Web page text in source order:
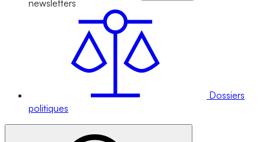
newsletters
Dossiers
politiques